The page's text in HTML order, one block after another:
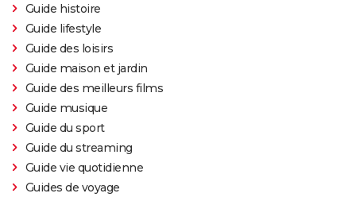
Guide histoire
Guide lifestyle
Guide des loisirs
Guide maison et jardin
Guide des meilleurs films
Guide musique
Guide du sport
Guide du streaming
Guide vie quotidienne
Guides de voyage